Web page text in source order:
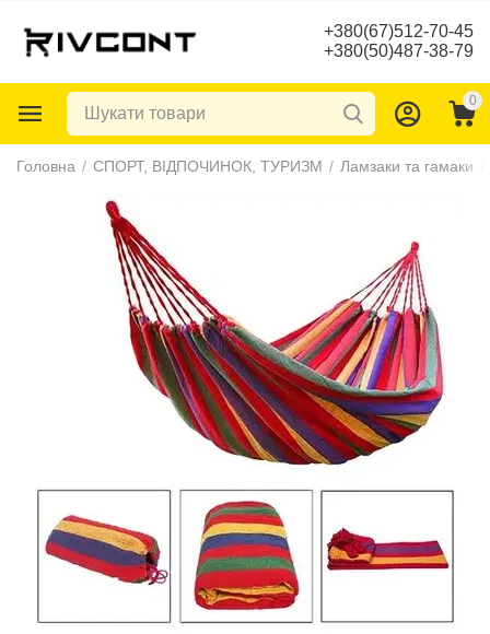
+380(67)512-70-45
+380(50)487-38-79
0
Головна / СПОРТ, ВІДПОЧИНОК, ТУРИЗМ / Ламзаки та гамаки